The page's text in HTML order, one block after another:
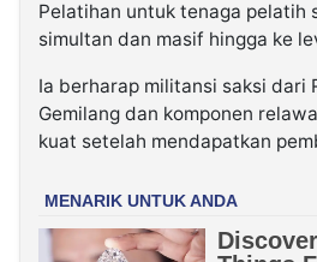
Pelatihan untuk tenaga pelatih
simultan dan masif hingga ke
Ia berharap militansi saksi dari
Gemilang dan komponen
kuat setelah mendapatkan